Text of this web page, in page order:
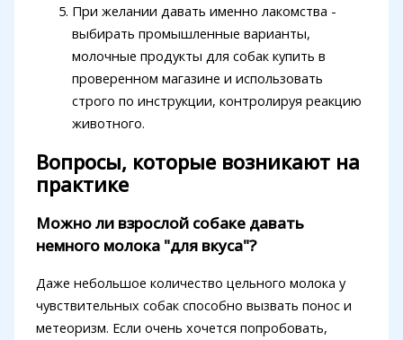
При желании давать именно лакомства -
выбирать промышленные варианты,
молочные продукты для собак купить в
проверенном магазине и использовать
строго по инструкции, контролируя реакцию
животного.
Вопросы, которые возникают на
практике
Можно ли взрослой собаке давать
немного молока "для вкуса"?
Даже небольшое количество цельного молока у
чувствительных собак способно вызвать понос и
метеоризм. Если очень хочется попробовать,